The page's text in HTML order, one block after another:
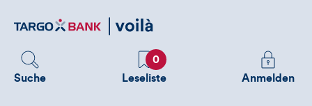
zum
Suche
Favoriten
0
Leseliste
Melden
Sie
Anmelden